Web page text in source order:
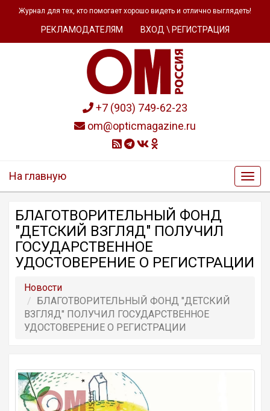
Журнал для тех, кто помогает хорошо видеть и отлично выглядеть!
РЕКЛАМОДАТЕЛЯМ ВХОД \ РЕГИСТРАЦИЯ
+7 (903) 749-62-23
om@opticmagazine.ru
На главную
БЛАГОТВОРИТЕЛЬНЫЙ ФОНД
"ДЕТСКИЙ ВЗГЛЯД" ПОЛУЧИЛ
ГОСУДАРСТВЕННОЕ
УДОСТОВЕРЕНИЕ О РЕГИСТРАЦИИ
Новости
БЛАГОТВОРИТЕЛЬНЫЙ ФОНД "ДЕТСКИЙ
ВЗГЛЯД" ПОЛУЧИЛ ГОСУДАРСТВЕННОЕ
УДОСТОВЕРЕНИЕ О РЕГИСТРАЦИИ